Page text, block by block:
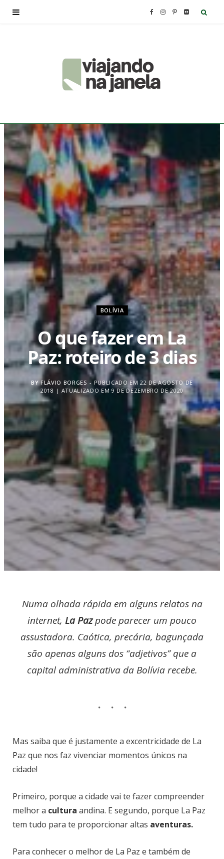
e
o
k
I
a
P F
BOLÍVIA
O que fazer em La
Paz: roteiro de 3 dias
BY FLÁVIO BORGES
PUBLICADO EM 22 DE AGOSTO DE
2018 | ATUALIZADO EM 9 DE DEZEMBRO DE 2020
Numa olhada rápida em alguns relatos na
internet, La Pazpode parecer um pouco
assustadora. Caótica, precária, bagunçada
são apenas alguns dos “adjetivos” que a
capital administrativa da Bolívia recebe.
Mas saiba que é justamente a excentricidade de La
Paz que nos faz vivenciar momentos únicos na
cidade!
Primeiro, porque a cidade vai te fazer compreender
melhor a cultura andina. E segundo, porque La Paz
tem tudo para te proporcionar altas aventuras.
Para conhecer o melhor de La Paz e também de